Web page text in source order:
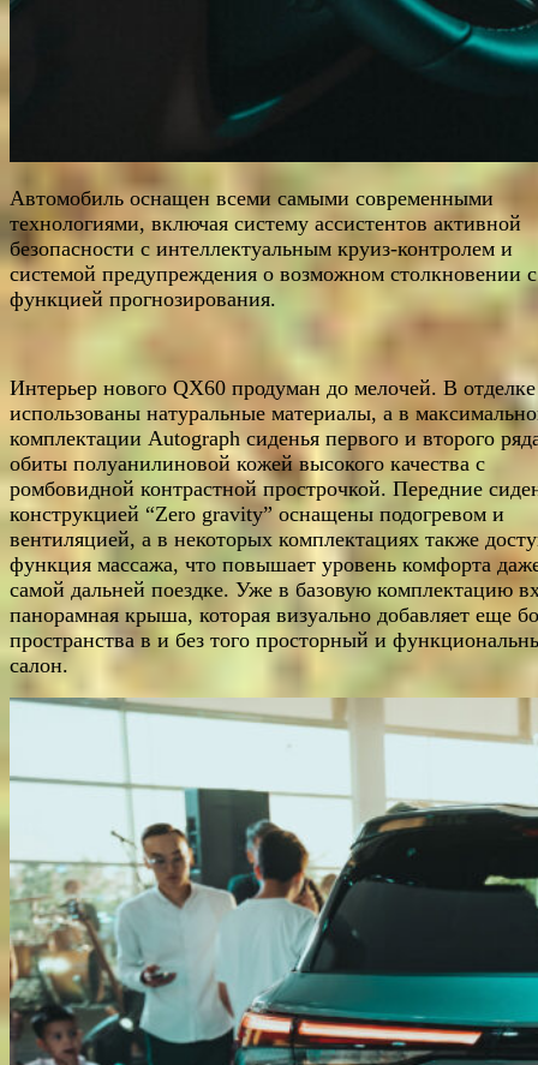
Автомобиль оснащен всеми самыми современными
технологиями, включая систему ассистентов активной
безопасности с интеллектуальным круиз-контролем и
системой предупреждения о возможном столкновении с
функцией прогнозирования.
Интерьер нового QX60 продуман до мелочей. В отделке
использованы натуральные материалы, а в
комплектации Autograph сиденья первого и второго
обиты полуанилиновой кожей высокого качества с
ромбовидной контрастной прострочкой. Передние
конструкцией “Zero gravity” оснащены подогревом и
вентиляцией, а в некоторых комплектациях также
функция массажа, что повышает уровень комфорта
самой дальней поездке. Уже в базовую комплектацию
панорамная крыша, которая визуально добавляет еще
пространства в и без того просторный и
салон.